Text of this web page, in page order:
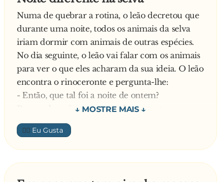
Numa de quebrar a rotina, o leão decretou que
durante uma noite, todos os animais da selva
iriam dormir com animais de outras espécies.
No dia seguinte, o leão vai falar com os animais
para ver o que eles acharam da sua ideia. O leão
encontra o rinoceronte e pergunta-lhe:
- Então, que tal foi a noite de ontem?
Responde o rinoceronte todo contente:
- Epah, que espectác**...… Fiquei com a hiena,
ui, aquele pelinho… Grande ideia que tu tiveste!
Mais adiante encontra o coelho e pergunta:
- Então, coelhinho? Que tal a noite de ontem?
👍🏼